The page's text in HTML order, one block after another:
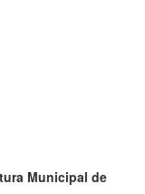
Municipal de